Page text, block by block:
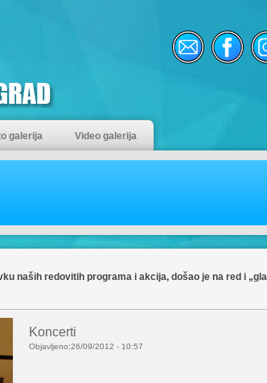
galerija Video galerija
naših redovitih programa i akcija, došao je na red i
Koncerti
Objavljeno:26/09/2012 - 10:57